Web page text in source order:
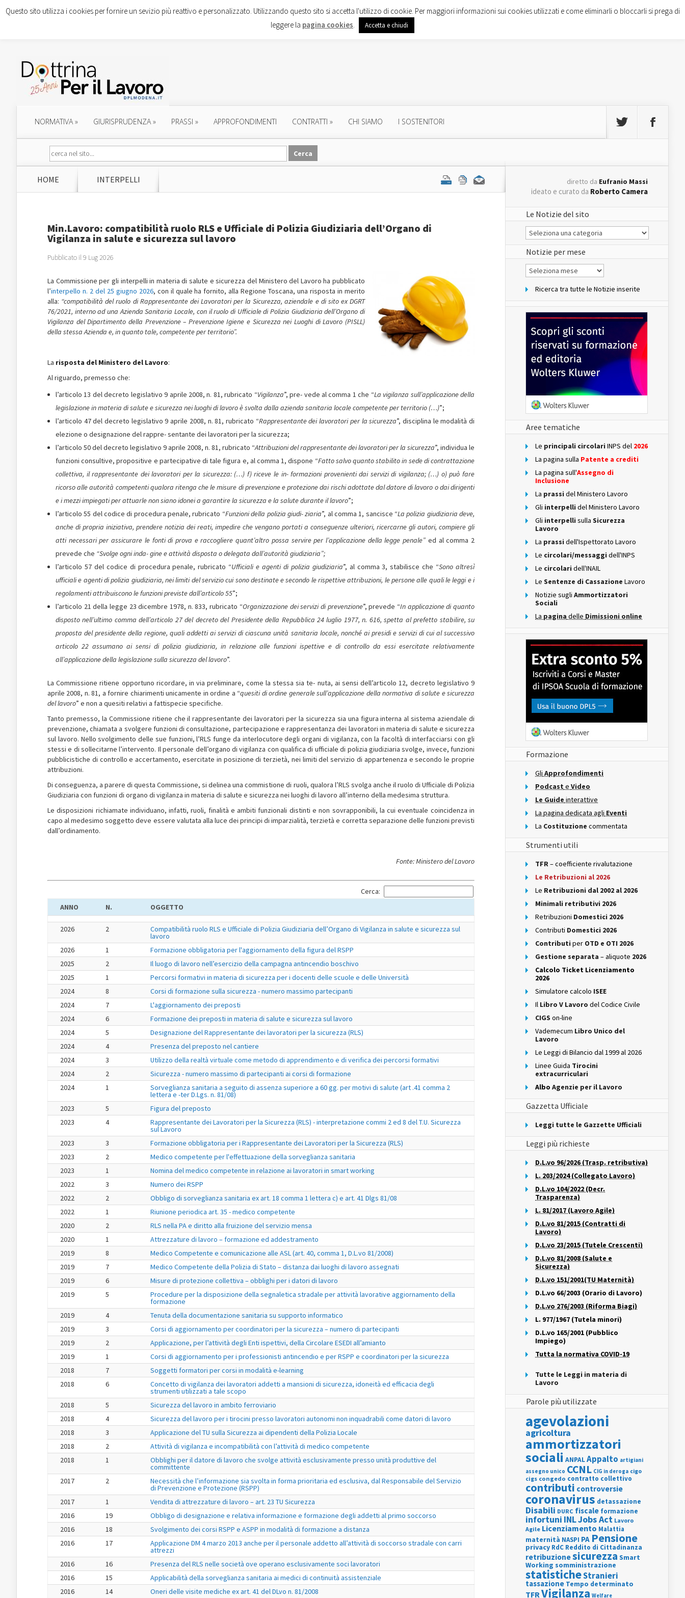
NORMATIVA» GIURISPRUDENZA» PRASSI » APPROFONDIMENTI CONTRATTI » CHI SIAMO I SOSTENITORI
HOME INTERPELLI
Min.Lavoro: compatibilità ruolo RLS e Ufficiale di Polizia Giudiziaria dell’Organo di
Vigilanza in salute e sicurezza sul lavoro
Pubblicato il 9 Lug 2026
La Commissione per gli interpelli in materia di salute e sicurezza del Ministero del Lavoro ha pubblicato
l’interpello n. 2 del 25 giugno 2026, con il quale ha fornito, alla Regione Toscana, una risposta in merito
alla: “compatibilità del ruolo di Rappresentante dei Lavoratori per la Sicurezza, aziendale e di sito ex DGRT
76/2021, interno ad una Azienda Sanitaria Locale, con il ruolo di Ufficiale di Polizia Giudiziaria dell’Organo di
Vigilanza del Dipartimento della Prevenzione – Prevenzione Igiene e Sicurezza nei Luoghi di Lavoro (PISLL)
della stessa Azienda e, in quanto tale, competente per territorio”.
La risposta del Ministero del Lavoro:
Al riguardo, premesso che:
l’articolo 13 del decreto legislativo 9 aprile 2008, n. 81, rubricato “Vigilanza”, pre- vede al comma 1 che “La vigilanza sull’applicazione della
legislazione in materia di salute e sicurezza nei luoghi di lavoro è svolta dalla azienda sanitaria locale competente per territorio (…)”;
l’articolo 47 del decreto legislativo 9 aprile 2008, n. 81, rubricato “Rappresentante dei lavoratori per la sicurezza”, disciplina le modalità di
elezione o designazione del rappre- sentante dei lavoratori per la sicurezza;
l’articolo 50 del decreto legislativo 9 aprile 2008, n. 81, rubricato “Attribuzioni del rappresentante dei lavoratori per la sicurezza”, individua le
funzioni consultive, propositive e partecipative di tale figura e, al comma 1, dispone “Fatto salvo quanto stabilito in sede di contrattazione
collettiva, il rappresentante dei lavoratori per la sicurezza: (…) f) riceve le in- formazioni provenienti dai servizi di vigilanza; (…) o) può fare
ricorso alle autorità competenti qualora ritenga che le misure di prevenzione e protezione dai rischi adottate dal datore dilavoro o dai dirigenti
e i mezzi impiegati per attuarle non siano idonei a garantire la sicurezza e la salute durante il lavoro”;
l’articolo 55 del codice di procedura penale, rubricato “Funzioni della polizia giudi- ziaria”, al comma 1, sancisce “La polizia giudiziaria deve,
anche di propria iniziativa, prendere notizia dei reati, impedire che vengano portati a conseguenze ulteriori, ricercarne gli autori, compiere gli
atti necessari per assicurare le fonti di prova e raccogliere quant’altro possa servire per l’applicazione della legge penale” ed al comma 2
prevede che “Svolge ogni inda- gine e attività disposta o delegata dall’autorità giudiziaria”;
l’articolo 57 del codice di procedura penale, rubricato “Ufficiali e agenti di polizia giudiziaria”, al comma 3, stabilisce che “Sono altresì
ufficiali e agenti di polizia giudiziaria, nei limiti del servizio cui sono destinate e secondo le rispettive attribuzioni, le persone alle quali le leggi e i
regolamenti attribuiscono le funzioni previste dall’articolo 55”;
l’articolo 21 della legge 23 dicembre 1978, n. 833, rubricato “Organizzazione dei servizi di prevenzione”, prevede “In applicazione di quanto
disposto nell’ultimo comma dell’articolo 27 del decreto del Presidente della Repubblica 24 luglio 1977, n. 616, spetta al prefetto stabilire, su
proposta del presidente della regione, quali addetti ai servizi di ciascuna unità sanitaria locale, nonché ai presidi e servizi di cui al successivo
articolo 22 assumano ai sensi di polizia giudiziaria, in relazione alle funzioni ispettive e di controllo da essi esercitate relativamente
all’applicazione della legislazione sulla sicurezza del lavoro”.
La Commissione ritiene opportuno ricordare, in via preliminare, come la stessa sia te- nuta, ai sensi dell’articolo 12, decreto legislativo 9
aprile 2008, n. 81, a fornire chiarimenti unicamente in ordine a “quesiti di ordine generale sull’applicazione della normativa di salute e sicurezza
del lavoro” e non a quesiti relativi a fattispecie specifiche.
Tanto premesso, la Commissione ritiene che il rappresentante dei lavoratori per la sicurezza sia una figura interna al sistema aziendale di
prevenzione, chiamata a svolgere funzioni di consultazione, partecipazione e rappresentanza dei lavoratori in materia di salute e sicurezza
sul lavoro. Nello svolgimento delle sue funzioni, l’RLS funge da interlocutore degli organi di vigilanza, con la facoltà di interfacciarsi con gli
stessi e di sollecitarne l’intervento. Il personale dell’organo di vigilanza con qualifica di ufficiale di polizia giudiziaria svolge, invece, funzioni
pubblicistiche di controllo e accertamento, esercitate in posizione di terzietà, nei limiti del servizio di appartenenza e secondo le proprie
attribuzioni.
Di conseguenza, a parere di questa Commissione, si delinea una commistione di ruoli, qualora l’RLS svolga anche il ruolo di Ufficiale di Polizia
Giudiziaria con funzioni di organo di vigilanza in materia di salute e sicurezza nei luoghi di lavoro all’interno della medesima struttura.
Le disposizioni richiamate individuano, infatti, ruoli, finalità e ambiti funzionali distinti e non sovrapponibili, la cui eventuale coincidenza in
capo al medesimo soggetto deve essere valutata alla luce dei principi di imparzialità, terzietà e corretta separazione delle funzioni previsti
dall’ordinamento.
Fonte: Ministero del Lavoro
Cerca:
ANNO
N. OGGETTO
2026 2 Compatibilità ruolo RLS e Ufficiale di Polizia Giudiziaria dell’Organo di Vigilanza in salute e sicurezza sul
lavoro
2026
1
Formazione obbligatoria per l'aggiornamento della figura del RSPP
2025
2
Il luogo di lavoro nell’esercizio della campagna antincendio boschivo
2025
1
Percorsi formativi in materia di sicurezza per i docenti delle scuole e delle Università
2024
8
Corsi di formazione sulla sicurezza - numero massimo partecipanti
2024
7
L'aggiornamento dei preposti
2024
6
Formazione dei preposti in materia di salute e sicurezza sul lavoro
2024
5
Designazione del Rappresentante dei lavoratori per la sicurezza (RLS)
2024
4
Presenza del preposto nel cantiere
2024
3
Utilizzo della realtà virtuale come metodo di apprendimento e di verifica dei percorsi formativi
2024
2
Sicurezza - numero massimo di partecipanti ai corsi di formazione
2024
1 Sorveglianza sanitaria a seguito di assenza superiore a 60 gg. per motivi di salute (art .41 comma 2
lettera e -ter D.Lgs. n. 81/08)
2023
5
Figura del preposto
2023
4 Rappresentante dei Lavoratori per la Sicurezza (RLS) - interpretazione commi 2 ed 8 del T.U. Sicurezza
sul Lavoro
2023
3
Formazione obbligatoria per i Rappresentante dei Lavoratori per la Sicurezza (RLS)
2023
2
Medico competente per l'effettuazione della sorveglianza sanitaria
2023
1
Nomina del medico competente in relazione ai lavoratori in smart working
2022
3
Numero dei RSPP
2022
2
Obbligo di sorveglianza sanitaria ex art. 18 comma 1 lettera c) e art. 41 Dlgs 81/08
2022
1
Riunione periodica art. 35 - medico competente
2020
2
RLS nella PA e diritto alla fruizione del servizio mensa
2020
1
Attrezzature di lavoro – formazione ed addestramento
2019
8
Medico Competente e comunicazione alle ASL (art. 40, comma 1, D.L.vo 81/2008)
2019
7
Medico Competente della Polizia di Stato – distanza dai luoghi di lavoro assegnati
2019
6
Misure di protezione collettiva – obblighi per i datori di lavoro
2019
5 Procedure per la disposizione della segnaletica stradale per attività lavorative aggiornamento della
formazione
2019
4
Tenuta della documentazione sanitaria su supporto informatico
2019
3
Corsi di aggiornamento per coordinatori per la sicurezza – numero di partecipanti
2019
2
Applicazione, per l’attività degli Enti ispettivi, della Circolare ESEDI all’amianto
2019
1
Corsi di aggiornamento per i professionisti antincendio e per RSPP e coordinatori per la sicurezza
2018
7
Soggetti formatori per corsi in modalità e-learning
2018
6 Concetto di vigilanza dei lavoratori addetti a mansioni di sicurezza, idoneità ed efficacia degli
strumenti utilizzati a tale scopo
2018
5
Sicurezza del lavoro in ambito ferroviario
2018
4
Sicurezza del lavoro per i tirocini presso lavoratori autonomi non inquadrabili come datori di lavoro
2018
3
Applicazione del TU sulla Sicurezza ai dipendenti della Polizia Locale
2018
2
Attività di vigilanza e incompatibilità con l’attività di medico competente
2018
1 Obblighi per il datore di lavoro che svolge attività esclusivamente presso unità produttive del
committente
2017
2 Necessità che l’informazione sia svolta in forma prioritaria ed esclusiva, dal Responsabile del Servizio
di Prevenzione e Protezione (RSPP)
2017
1
Vendita di attrezzature di lavoro – art. 23 TU Sicurezza
2016
19
Obbligo di designazione e relativa informazione e formazione degli addetti al primo soccorso
2016
18
Svolgimento dei corsi RSPP e ASPP in modalità di formazione a distanza
2016
17 Applicazione DM 4 marzo 2013 anche per il personale addetto all’attività di soccorso stradale con carri
attrezzi
2016
16
Presenza del RLS nelle società ove operano esclusivamente soci lavoratori
2016
15
Applicabilità della sorveglianza sanitaria ai medici di continuità assistenziale
2016
14 Oneri delle visite mediche ex art. 41 del DLvo n. 81/2008
diretto da Eufranio Massi
ideato e curato da Roberto Camera
Le Notizie del sito
Le
Notizie
del
sito
Notizie per mese
Notizie
per
Ricerca tra tutte le Notizie inserite
Aree tematiche
Le principali circolari INPS del 2026
La pagina sulla Patente a crediti
La pagina sull'Assegno di
Inclusione
La prassi del Ministero Lavoro
Gli interpelli del Ministero Lavoro
Gli interpelli sulla Sicurezza
Lavoro
La prassi dell'Ispettorato Lavoro
Le circolari/messaggi dell'INPS
Le circolari dell'INAIL
Le Sentenze di Cassazione Lavoro
Notizie sugli Ammortizzatori
Sociali
La pagina delle Dimissioni online
Formazione
Gli Approfondimenti
Podcast e Video
Le Guide interattive
La pagina dedicata agli Eventi
La Costituzione commentata
Strumenti utili
TFR– coefficiente rivalutazione
Le Retribuzioni al 2026
Le Retribuzioni dal 2002 al 2026
Minimali retributivi 2026
Retribuzioni Domestici 2026
Contributi Domestici 2026
Contributi per OTD e OTI 2026
Gestione separata – aliquote 2026
Calcolo Ticket Licenziamento
2026
Simulatore calcolo ISEE
Il Libro V Lavoro del Codice Civile
CIGS on-line
Vademecum Libro Unico del
Lavoro
Le Leggi di Bilancio dal 1999 al 2026
Linee Guida Tirocini
extracurriculari
Albo Agenzie per il Lavoro
Gazzetta Ufficiale
Leggi tutte le Gazzette Ufficiali
Leggi più richieste
D.L.vo 96/2026 (Trasp. retributiva)
L. 203/2024 (Collegato Lavoro)
D.L.vo 104/2022 (Decr.
Trasparenza)
L. 81/2017 (Lavoro Agile)
D.L.vo 81/2015 (Contratti di
Lavoro)
D.L.vo 23/2015 (Tutele Crescenti)
D.L.vo 81/2008 (Salute e
Sicurezza)
D.L.vo 151/2001(TU Maternità)
D.L.vo 66/2003 (Orario di Lavoro)
D.L.vo 276/2003 (Riforma Biagi)
L. 977/1967 (Tutela minori)
D.L.vo 165/2001 (Pubblico
Impiego)
Tutta la normativa COVID-19
Tutte le Leggi in materia di
Lavoro
Parole più utilizzate
agevolazioni
agricoltura
ammortizzatori
sociali ANPALAppalto artigiani
assegno unico CCNL CIG in deroga cigo
cigs congedo contratto collettivo
contributi controversie
coronavirus detassazione
Disabili DURC fiscale formazione
infortuni INLJobs Act Lavoro
Agile Licenziamento Malattia
maternità NASPI PA Pensione
privacy RdC Reddito di Cittadinanza
retribuzionesicurezza Smart
Working somministrazione
statisticheStranieri
tassazione Tempo determinato
TFRVigilanza Welfare
Questo sito utilizza i cookies per fornire un sevizio più reattivo e personalizzato. Utilizzando questo sito si accetta l'utilizzo di cookie. Per maggiori informazioni sui cookies utilizzati e come eliminarli o bloccarli si prega di
leggere la pagina cookies. Accetta e chiudi